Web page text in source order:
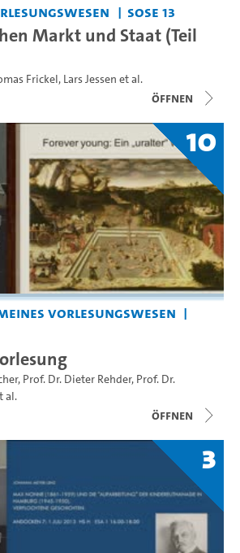
SoSe 13
Markt und Staat (Teil
Frickel, Lars Jessen et al.
Öffnen
10
Vorlesungswesen
, Prof. Dr. Dieter Rehder, Prof. Dr.
al.
Öffnen
3